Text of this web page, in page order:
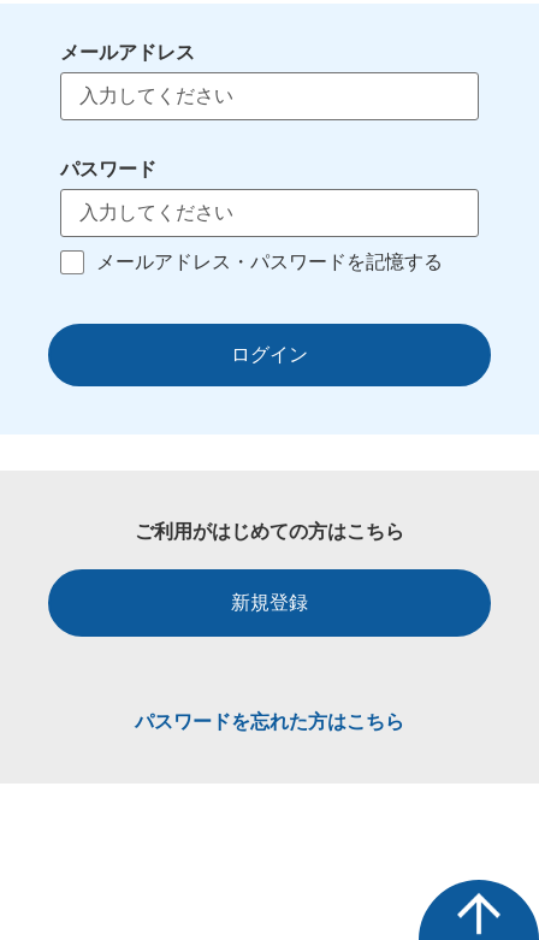
メールアドレス
パスワード
メールアドレス・パスワードを記憶する
ログイン
ご利用がはじめての方はこちら
新規登録
パスワードを忘れた方はこちら